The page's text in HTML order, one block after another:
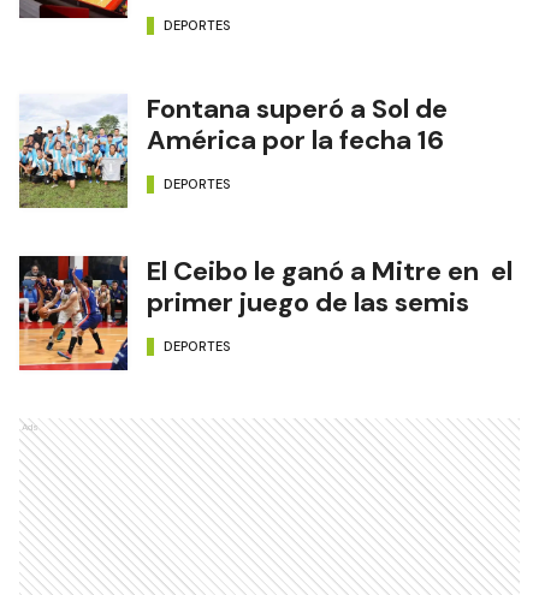
DEPORTES
Fontana superó a Sol de
América por la fecha 16
DEPORTES
El Ceibo le ganó a Mitre en el
primer juego de las semis
DEPORTES
Ads